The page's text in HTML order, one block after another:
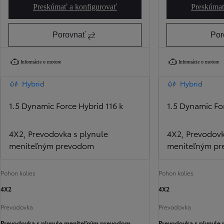
Preskúmať a konfigurovať
Yaris Active
Porovnať
Informácie o motore
Hybrid
1.5 Dynamic Force Hybrid 116 k
4X2, Prevodovka s plynule
meniteľným prevodom
Pohon kolies
4X2
Prevodovka
Informácie o motore
Hybrid
1.5 Dynamic
4X2,
meniteľným
Pohon kolies
4X2
Prevodovka